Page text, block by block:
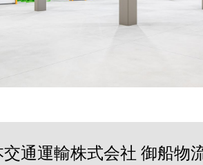
交通運輸株式会社 御船物